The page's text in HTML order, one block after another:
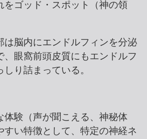
をゴッド・スポット（神の領
は脳内にエンドルフィンを分泌
、眼窩前頭皮質にもエンドルフ
り詰まっている。
体験（声が聞こえる、神秘体
すい特徴として、特定の神経ネ